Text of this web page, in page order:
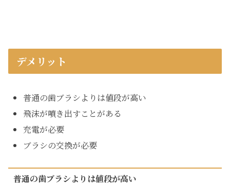
デメリット
普通の歯ブラシよりは値段が高い
飛沫が噴き出すことがある
充電が必要
ブラシの交換が必要
普通の歯ブラシよりは値段が高い